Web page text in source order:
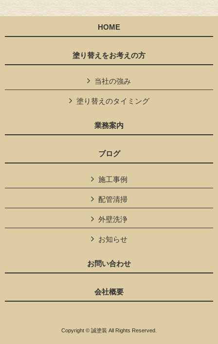
HOME
塗り替えをお考えの方
当社の強み
塗り替えのタイミング
業務案内
ブログ
施工事例
配管清掃
外壁洗浄
お知らせ
お問い合わせ
会社概要
Copyright © 誠塗装 All Rights Reserved.